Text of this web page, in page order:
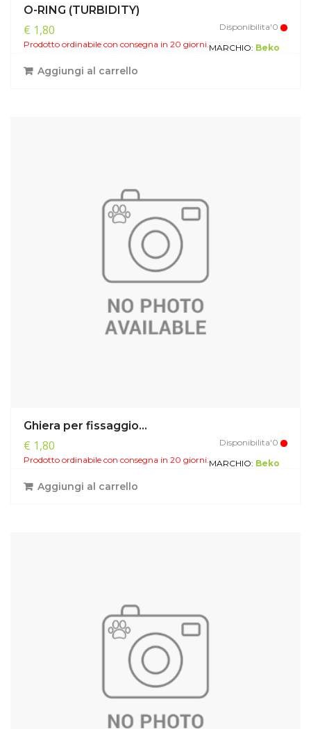
O-RING (TURBIDITY)
€ 1,80
Disponibilita'0
Prodotto ordinabile con consegna in 20 giorni.MARCHIO: Beko
Aggiungi al carrello
Ghiera per fissaggio...
€ 1,80
Disponibilita'0
Prodotto ordinabile con consegna in 20 giorni.MARCHIO: Beko
Aggiungi al carrello